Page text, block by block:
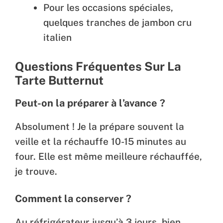
Pour les occasions spéciales,
quelques tranches de jambon cru
italien
Questions Fréquentes Sur La
Tarte Butternut
Peut-on la préparer à l’avance ?
Absolument ! Je la prépare souvent la
veille et la réchauffe 10-15 minutes au
four. Elle est même meilleure réchauffée,
je trouve.
Comment la conserver ?